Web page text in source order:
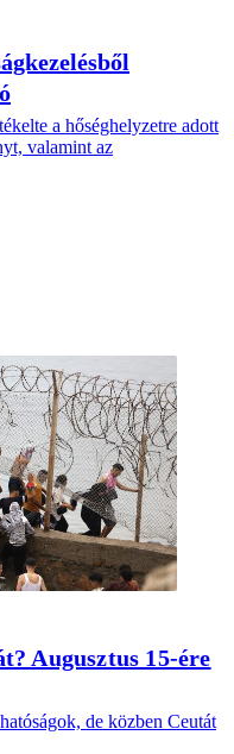
a hőséghelyzetre adott
valamint az
Augusztus 15-ére
de közben Ceutát